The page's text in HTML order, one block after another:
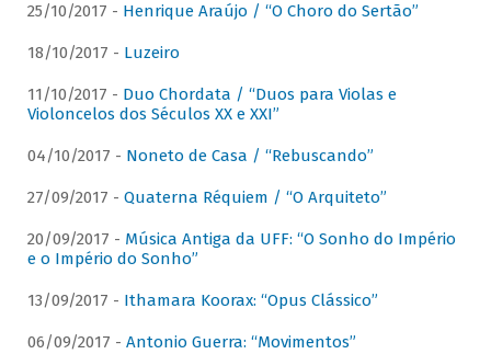
25/10/2017 - Henrique Araújo / “O Choro do Sertão”
18/10/2017 - Luzeiro
11/10/2017 - Duo Chordata / “Duos para Violas e
Violoncelos dos Séculos XX e XXI”
04/10/2017 - Noneto de Casa / “Rebuscando”
27/09/2017 - Quaterna Réquiem / “O Arquiteto”
20/09/2017 - Música Antiga da UFF: “O Sonho do Império
e o Império do Sonho”
13/09/2017 - Ithamara Koorax: “Opus Clássico”
06/09/2017 - Antonio Guerra: “Movimentos”